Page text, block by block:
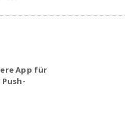
App für